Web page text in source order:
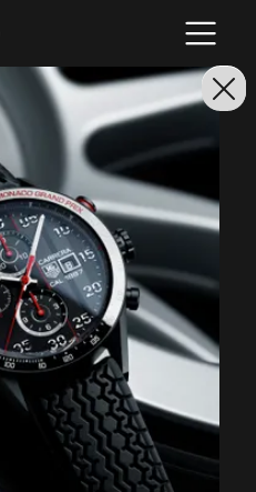
GO TO MAIN MENU